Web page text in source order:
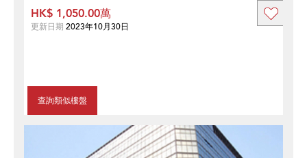
查詢類似樓盤
HK$ 1,050.00萬
更新日期 2023年10月30日